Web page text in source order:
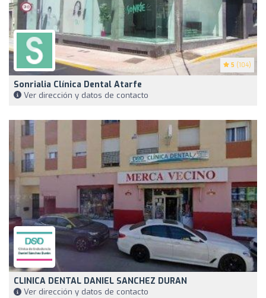
5 (104)
Sonrialia Clínica Dental Atarfe
Ver dirección y datos de contacto
CLINICA DENTAL DANIEL SANCHEZ DURAN
Ver dirección y datos de contacto